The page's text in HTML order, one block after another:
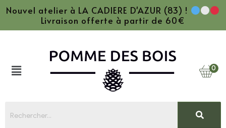
Nouvel atelier à LA CADIERE D'AZUR (83) !
Livraison offerte à partir de 60€
0